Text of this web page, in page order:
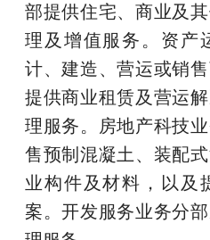
部提供住宅、商业及
理及增值服务。资产
计、建造、营运或销
提供商业租赁及营运
理服务。房地产科技
售预制混凝土、装配
业构件及材料，以及
案。开发服务业务分